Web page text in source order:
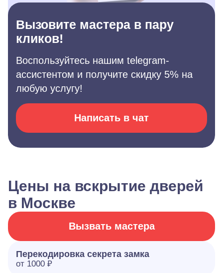
Вызовите мастера в пару
кликов!
Воспользуйтесь нашим telegram-
ассистентом и получите скидку 5% на
любую услугу!
Написать в чат
Цены на вскрытие дверей
в Москве
Вызвать мастера
Перекодировка секрета замка
от 1000 ₽